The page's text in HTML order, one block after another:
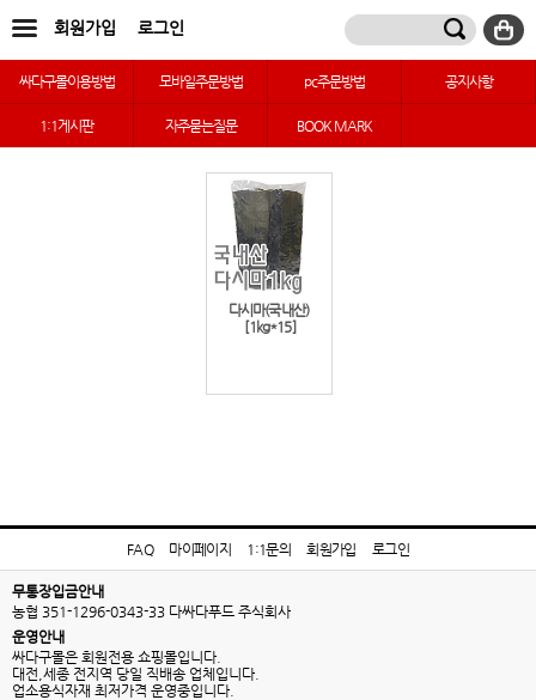
회원가입 로그인
싸다구몰이용방법 모바일주문방법 pc주문방법 공지사항
1:1게시판 자주묻는질문 BOOK MARK
다시마(국내산)
[1kg*15]
FAQ 마이페이지 1:1문의 회원가입 로그인
무통장입금안내
농협 351-1296-0343-33 다싸다푸드 주식회사
운영안내
싸다구몰은 회원전용 쇼핑몰입니다.
대전,세종 전지역 당일 직배송 업체입니다.
업소용식자재 최저가격 운영중입니다.